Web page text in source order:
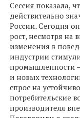
Сессия показала,
действительно
России. Сегодня
рост, несмотря на
изменения в
индустрии
промышленности
и новых
спрос на
потребительские
производителя